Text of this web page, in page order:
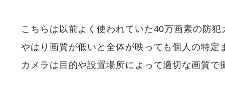
こちらは以前よく使われていた40万画素の防
やはり画質が低いと全体が映っても個人の特定
カメラは目的や設置場所によって適切な画質で